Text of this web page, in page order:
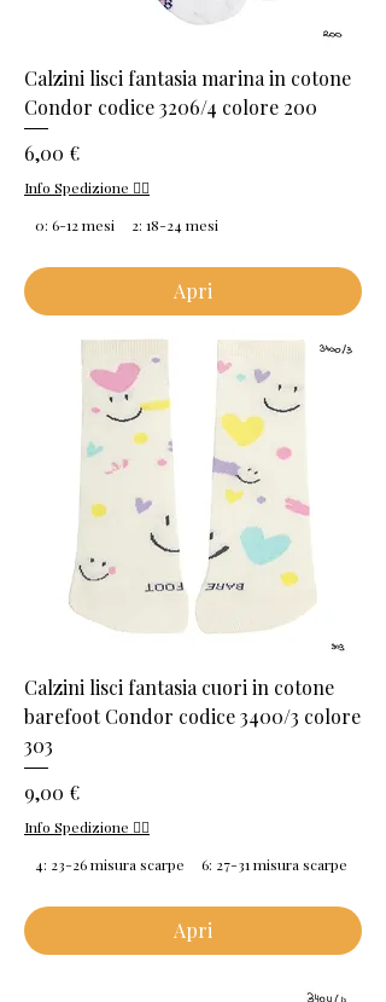
Calzini lisci fantasia marina in cotone
Condor codice 3206/4 colore 200
Prezzo
6,00 €
Info Spedizione 👈🏻
0: 6-12 mesi
2: 18-24 mesi
Apri
Calzini lisci fantasia cuori in cotone
barefoot Condor codice 3400/3 colore
303
Prezzo
9,00 €
Info Spedizione 👈🏻
4: 23-26 misura scarpe
6: 27-31 misura scarpe
Apri